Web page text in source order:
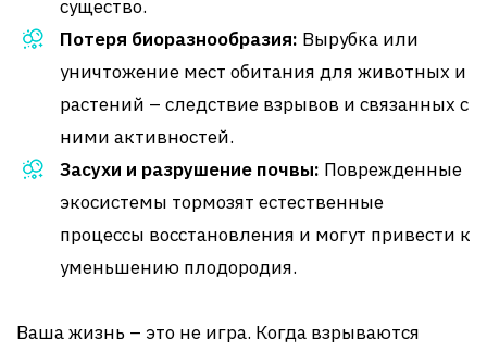
существо.
Потеря биоразнообразия: Вырубка или
уничтожение мест обитания для животных и
растений – следствие взрывов и связанных с
ними активностей.
Засухи и разрушение почвы: Поврежденные
экосистемы тормозят естественные
процессы восстановления и могут привести к
уменьшению плодородия.
Ваша жизнь – это не игра. Когда взрываются